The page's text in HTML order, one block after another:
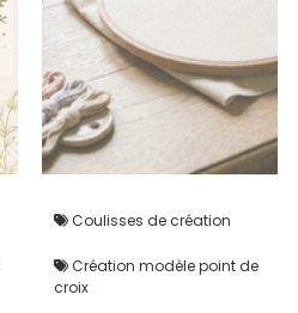
Coulisses de création
Création modèle point de
croix